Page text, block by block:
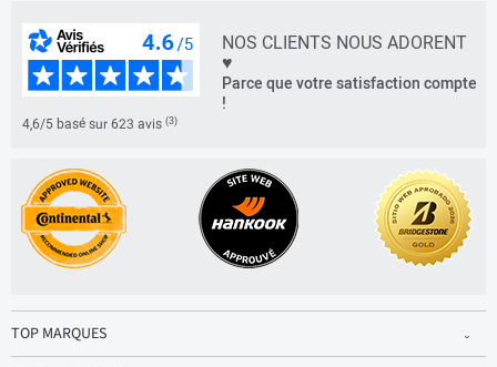
NOS CLIENTS NOUS ADORENT
♥
Parce que votre satisfaction compte
!
4,6/5 basé sur 623 avis (3)
TOP MARQUES